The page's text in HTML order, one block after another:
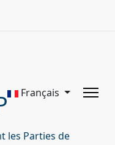
Français
les Parties de